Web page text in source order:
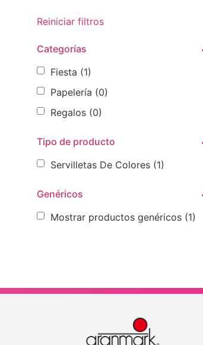
Reiniciar filtros
Categorías
Fiesta (1)
Papelería (0)
Regalos (0)
Tipo de producto
Servilletas De Colores (1)
Genéricos
Mostrar productos genéricos (1)